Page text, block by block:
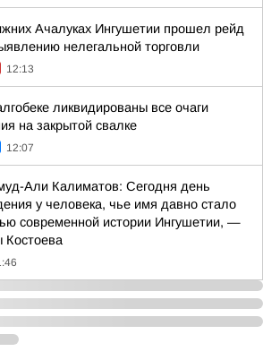
Ачалуках Ингушетии прошел рейд
нелегальной торговли
12:13
ликвидированы все очаги
на закрытой свалке
12:07
Али Калиматов: Сегодня день
у человека, чье имя давно стало
современной истории Ингушетии, —
Костоева